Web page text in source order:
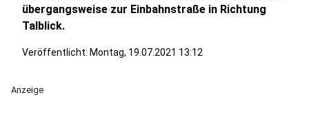
übergangsweise zur Einbahnstraße in Richtung
Talblick.
Veröffentlicht: Montag, 19.07.2021 13:12
Anzeige